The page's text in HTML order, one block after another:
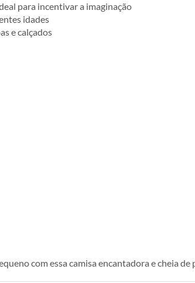
para incentivar a imaginação
idades
e calçados
com essa camisa encantadora e cheia de